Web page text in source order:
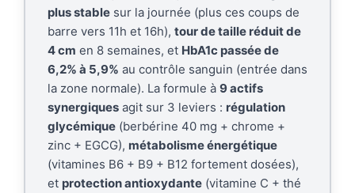
plus stable sur la journée (plus ces coups de
barre vers 11h et 16h), tour de taille réduit de
4 cm en 8 semaines, et HbA1c passée de
6,2% à 5,9% au contrôle sanguin (entrée dans
la zone normale). La formule à 9 actifs
synergiques agit sur 3 leviers : régulation
glycémique (berbérine 40 mg + chrome +
zinc + EGCG), métabolisme énergétique
(vitamines B6 + B9 + B12 fortement dosées),
et protection antioxydante (vitamine C + thé